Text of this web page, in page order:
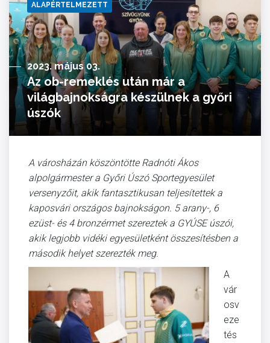
ALAPÉRTELMEZETT
2023. május 03.
Az ob-remeklés után már a
világbajnokságra készülnek a győri
úszók
A városházán köszöntötte Radnóti Ákos
alpolgármester a Győri Úszó Sportegyesület
versenyzőit, akik fantasztikusan teljesítettek a
kaposvári országos bajnokságon. 5 arany-, 6
ezüst- és 4 bronzérmet szereztek a GYÚSE úszói,
akik legjobb vidéki egyesületként összesítésben a
második helyet szerezték meg.
A
vár
osv
eze
tés